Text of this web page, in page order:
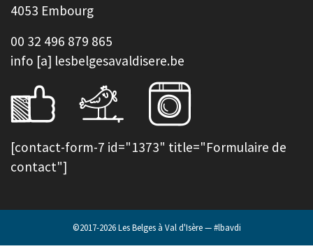
4053 Embourg
00 32 496 879 865
info [a] lesbelgesavaldisere.be
[contact-form-7 id="1373" title="Formulaire de
contact"]
©2017-2026Les Belges à Val d'Isère — #lbavdi